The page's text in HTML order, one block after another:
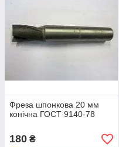
Фреза шпонкова 20 мм
конічна ГОСТ 9140-78
180 ₴